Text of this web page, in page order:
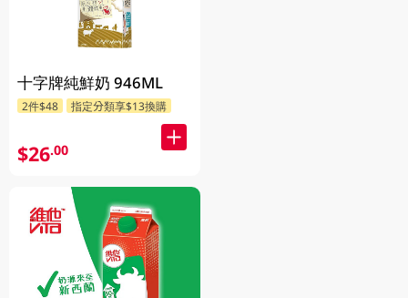
十字牌純鮮奶 946ML
2件$48 指定分類享$13換購
$26.00